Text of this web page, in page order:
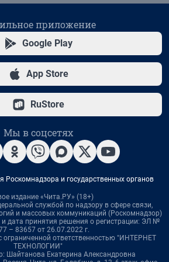
приложение
Google Play
App Store
RuStore
Мы в соцсетях
Роскомнадзора и государственных органов
издание «Чита.РУ» (18+)
службой по надзору в сфере связи,
и массовых коммуникаций (Роскомнадзор)
дата принятия решения о регистрации: ЭЛ №
– 83657 от 26.07.2022 г.
ограниченной ответственностью "ИНТЕРНЕТ
ТЕХНОЛОГИИ"
Шайтанова Екатерина Александровна